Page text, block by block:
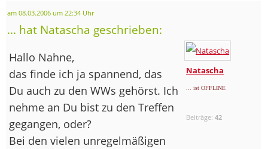
am 08.03.2006 um 22:34 Uhr
... hat Natascha geschrieben:
Natascha
... ist OFFLINE
Beiträge:42
Hallo Nahne,
das finde ich ja spannend, das
Du auch zu den WWs gehörst. Ich
nehme an Du bist zu den Treffen
gegangen, oder?
Bei den vielen unregelmäßigen